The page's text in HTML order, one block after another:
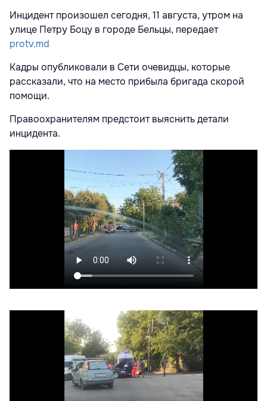
Инцидент произошел сегодня, 11 августа, утром на
улице Петру Боцу в городе Бельцы, передает
protv.md
Кадры опубликовали в Сети очевидцы, которые
рассказали, что на место прибыла бригада скорой
помощи.
Правоохранителям предстоит выяснить детали
инцидента.